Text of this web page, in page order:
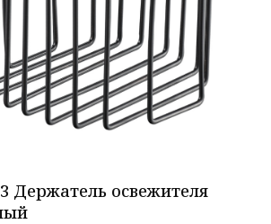
3 Держатель освежителя